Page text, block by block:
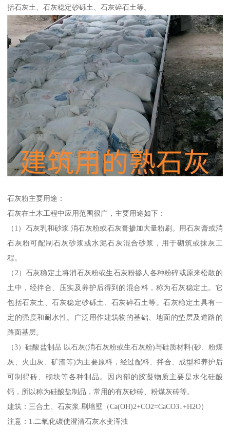
括石灰土、石灰稳定砂砾土、石灰碎石土等。
石灰粉主要用途：
石灰在土木工程中应用范围很广，主要用途如下：
（1）石灰乳和砂浆 消石灰粉或石灰膏掺加大量粉刷。用石灰膏或消
石灰粉可配制石灰砂浆或水泥石灰混合砂浆，用于砌筑或抹灰工
程。
（2）石灰稳定土将消石灰粉或生石灰粉掺人各种粉碎或原来松散的
土中，经拌合、压实及养护后得到的混合料，称为石灰稳定土。它
包括石灰土、石灰稳定砂砾土、石灰碎石土等。石灰稳定土具有一
定的强度和耐水性。广泛用作建筑物的基础、地面的垫层及道路的
路面基层。
（3）硅酸盐制品 以石灰(消石灰粉或生石灰粉)与硅质材料(砂、粉煤
灰、火山灰、矿渣等)为主要原料，经过配料、拌合、成型和养护后
可制得砖、砌块等各种制品。因内部的胶凝物质主要是水化硅酸
钙，所以称为硅酸盐制品，常用的有灰砂砖、粉煤灰砖等。
建筑：三合土、石灰浆.刷墙壁（Ca(OH)2+CO2=CaCO3↓+H2O）
注意：1.二氧化碳使澄清石灰水变浑浊